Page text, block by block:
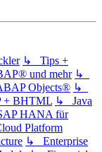
↳ Tips +
und mehr ↳
Objects® ↳
+ BHTML ↳ Java
HANA für
Platform
↳ Enterprise